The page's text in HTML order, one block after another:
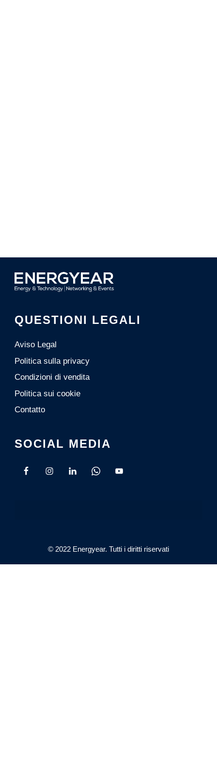
QUESTIONI LEGALI
Aviso Legal
Politica sulla privacy
Condizioni di vendita
Politica sui cookie
Contatto
SOCIAL MEDIA
© 2022 Energyear. Tutti i diritti riservati